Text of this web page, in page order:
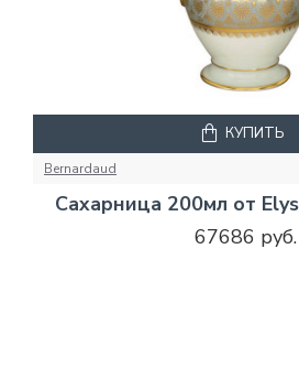
Bernardaud
Сахарница 200мл от
67686 руб.
КУПИТЬ